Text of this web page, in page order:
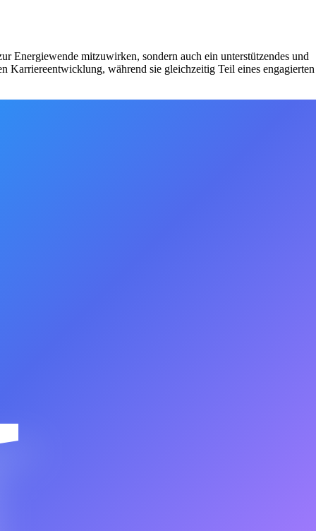
Energiewende mitzuwirken, sondern auch ein unterstützendes und
während sie gleichzeitig Teil eines engagierten